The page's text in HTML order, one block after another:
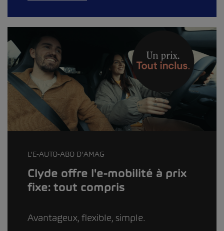
L’E-AUTO-ABO D’AMAG
Clyde offre l'e-mobilité à prix
fixe: tout compris
Avantageux, flexible, simple.